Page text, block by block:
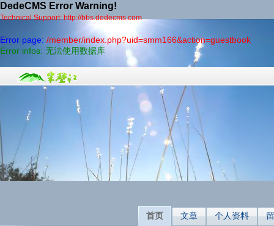
DedeCMS Error Warning!
Technical Support: http://bbs.dedecms.com
Error page: /member/index.php?uid=smm166&action=guestbook
Error infos: 无法使用数据库
首页 文章 个人资料